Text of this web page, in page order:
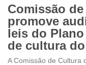
Comissão
promove
leis do
de cultura
A Comissão de Cultura